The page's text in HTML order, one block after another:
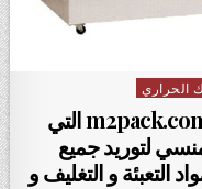
ماكينة تغليف الشيرنك موديل m2pack.com التي
لتوريد جميع
التعبئة و التغليف و